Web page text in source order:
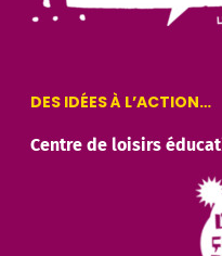
DES IDÉES À L’ACTION…
Centre de loisirs